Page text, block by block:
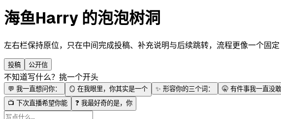
海鱼Harry 的泡泡树洞
左右栏保持原位，只在中间完成投稿、补充说明与后续跳转，流程更像一个固定
投稿 公开信
不知道写什么？挑一个开头
💬 我一直想问你： 🪞 在我眼里，你其实是一个 ✨ 形容你的三个词： 🤫 有件事我一直没敢
📺 下次直播希望你能 ❓ 我最好奇的是，你